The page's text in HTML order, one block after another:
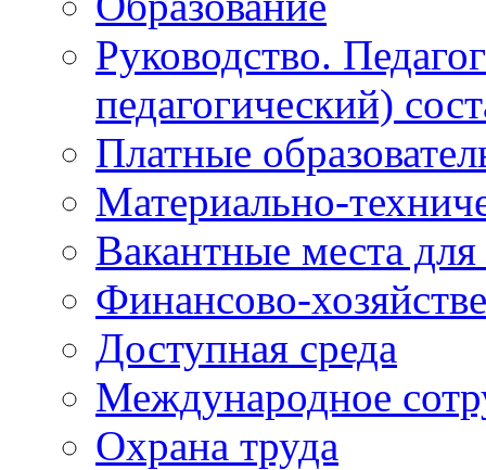
Руководство.
педагогический)
Платные
Материально-
Вакантные места
Финансово-
Доступная среда
Международное
Охрана труда